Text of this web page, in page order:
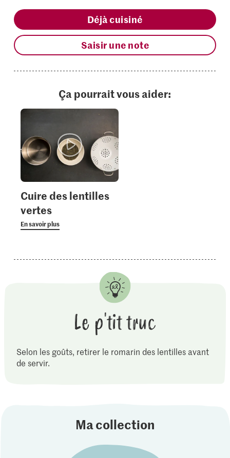
Déjà cuisiné
Saisir une note
Ça pourrait vous aider:
Cuire des lentilles
vertes
En savoir plus
Le p'tit truc
Selon les goûts, retirer le romarin des lentilles avant
de servir.
Ma collection